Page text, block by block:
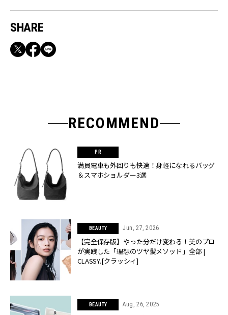
SHARE
RECOMMEND
満員電車も外回りも快適！身軽になれるバッグ
＆スマホショルダー3選
BEAUTY Jun, 27, 2026
【完全保存版】やった分だけ変わる！美のプロ
が実践した「理想のツヤ髪メソッド」全部 |
CLASSY.[クラッシィ]
BEAUTY Aug, 26, 2025